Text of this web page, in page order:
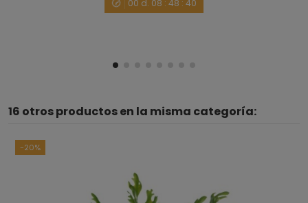
00 d. 08 :48 :40
16 otros productos en la misma categoría:
-20%